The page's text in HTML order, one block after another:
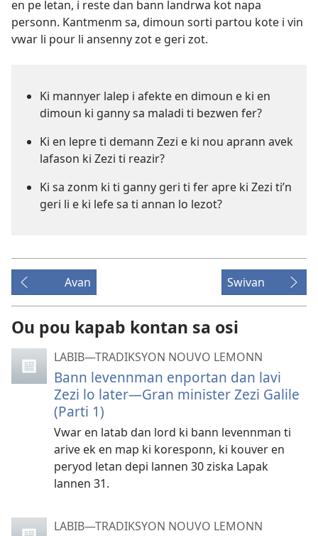
en pe letan, i reste dan bann landrwa kot napa
personn. Kantmenm sa, dimoun sorti partou kote i vin
vwar li pour li ansenny zot e geri zot.
Ki mannyer lalep i afekte en dimoun e ki en
dimoun ki ganny sa maladi ti bezwen fer?
Ki en lepre ti demann Zezi e ki nou aprann avek
lafason ki Zezi ti reazir?
Ki sa zonm ki ti ganny geri ti fer apre ki Zezi ti’n
geri li e ki lefe sa ti annan lo lezot?
Avan Swivan
Ou pou kapab kontan sa osi
LABIB—TRADIKSYON NOUVO LEMONN
Bann levennman enportan dan lavi
Zezi lo later—Gran minister Zezi Galile
(Parti 1)
Vwar en latab dan lord ki bann levennman ti
arive ek en map ki koresponn, ki kouver en
peryod letan depi lannen 30 ziska Lapak
lannen 31.
LABIB—TRADIKSYON NOUVO LEMONN